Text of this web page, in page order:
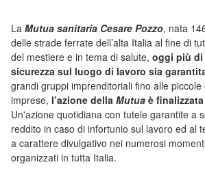
La Mutua sanitaria Cesare Pozzo, nata
delle strade ferrate dell’alta Italia al fine di
del mestiere e in tema di salute, oggi più di
sicurezza sul luogo di lavoro sia
grandi gruppi imprenditoriali fino alle piccole
imprese, l’azione della Mutua è
Un'azione quotidiana con tutele garantite a
reddito in caso di infortunio sul lavoro ed al
a carattere divulgativo nei numerosi
organizzati in tutta Italia.